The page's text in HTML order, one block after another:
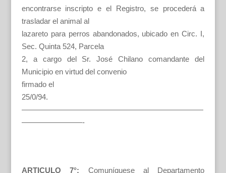
encontrarse inscripto e el Registro, se procederá a
trasladar el animal al
lazareto para perros abandonados, ubicado en Circ. I,
Sec. Quinta 524, Parcela
2, a cargo del Sr. José Chilano comandante del
Municipio en virtud del convenio
firmado el
25/0/94.
————————————————————————
————————-
ARTICULO 7°: Comuníquese al Departamento